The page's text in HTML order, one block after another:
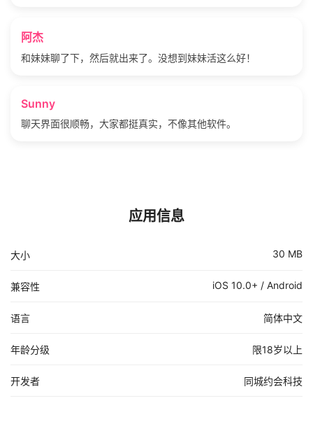
阿杰
和妹妹聊了下，然后就出来了。没想到妹妹活这么好！
Sunny
聊天界面很顺畅，大家都挺真实，不像其他软件。
应用信息
大小 30 MB
兼容性 iOS 10.0+ / Android
语言 简体中文
年龄分级 限18岁以上
开发者 同城约会科技